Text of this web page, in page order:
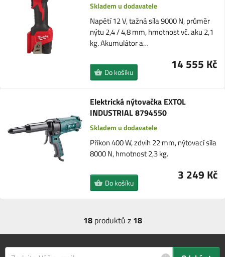
Skladem u dodavatele
Napětí 12 V, tažná síla 9000 N, průměr
nýtu 2,4 / 4,8 mm, hmotnost vč. aku 2,1
kg. Akumulátor a…
14 555 Kč
Do košíku
Elektrická nýtovačka EXTOL
INDUSTRIAL 8794550
Skladem u dodavatele
Příkon 400 W, zdvih 22 mm, nýtovací síla
8000 N, hmotnost 2,3 kg.
3 249 Kč
Do košíku
18produktů z 18